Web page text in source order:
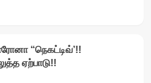
“நெகட்டிவ்’!!
ஏற்பாடு!!